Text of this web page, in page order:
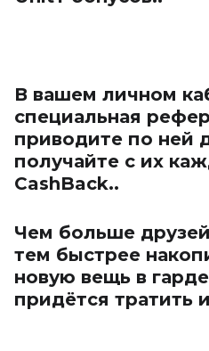
В вашем личном
специальная
приводите по ней
получайте c их
CashBack..
Чем больше
тем быстрее
новую вещь в
придётся тратить